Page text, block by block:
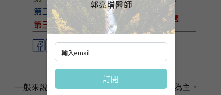
一般來說，單純的內側韌帶受傷以保守治療為主。
郭亮增醫師
訂閱